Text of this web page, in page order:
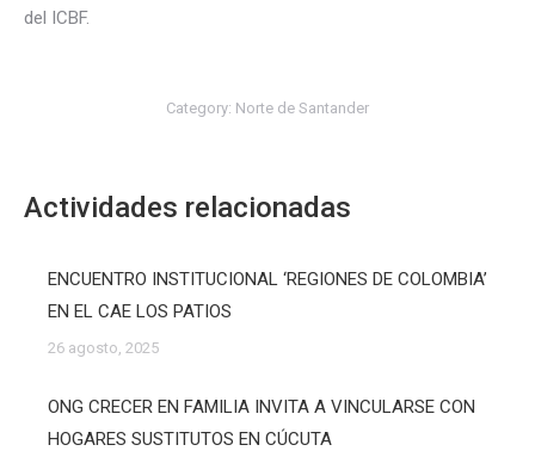
del ICBF.
Category: Norte de Santander
Actividades relacionadas
ENCUENTRO INSTITUCIONAL ‘REGIONES DE COLOMBIA’
EN EL CAE LOS PATIOS
26 agosto, 2025
ONG CRECER EN FAMILIA INVITA A VINCULARSE CON
HOGARES SUSTITUTOS EN CÚCUTA